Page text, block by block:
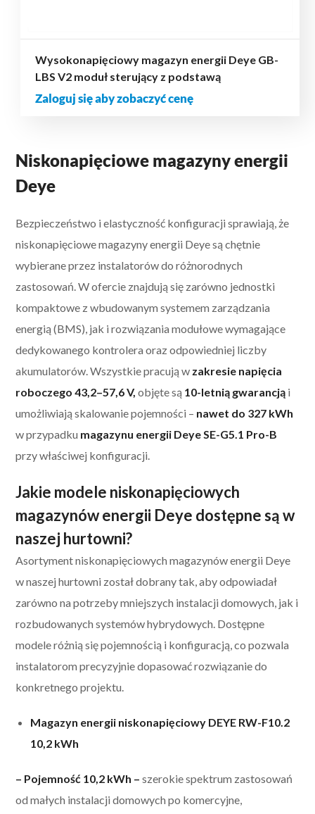
Wysokonapięciowy magazyn energii Deye GB-
LBS V2 moduł sterujący z podstawą
Zaloguj się aby zobaczyć cenę
Niskonapięciowe magazyny energii
Deye
Bezpieczeństwo i elastyczność konfiguracji sprawiają, że
niskonapięciowe magazyny energii Deye są chętnie
wybierane przez instalatorów do różnorodnych
zastosowań. W ofercie znajdują się zarówno jednostki
kompaktowe z wbudowanym systemem zarządzania
energią (BMS), jak i rozwiązania modułowe wymagające
dedykowanego kontrolera oraz odpowiedniej liczby
akumulatorów. Wszystkie pracują w zakresie napięcia
roboczego 43,2–57,6 V, objęte są 10-letnią gwarancją i
umożliwiają skalowanie pojemności – nawet do 327 kWh
w przypadku magazynu energii Deye SE-G5.1 Pro-B
przy właściwej konfiguracji.
Jakie modele niskonapięciowych
magazynów energii Deye dostępne są w
naszej hurtowni?
Asortyment niskonapięciowych magazynów energii Deye
w naszej hurtowni został dobrany tak, aby odpowiadał
zarówno na potrzeby mniejszych instalacji domowych, jak i
rozbudowanych systemów hybrydowych. Dostępne
modele różnią się pojemnością i konfiguracją, co pozwala
instalatorom precyzyjnie dopasować rozwiązanie do
konkretnego projektu.
Magazyn energii niskonapięciowy DEYE RW-F10.2
10,2 kWh
– Pojemność 10,2 kWh – szerokie spektrum zastosowań
od małych instalacji domowych po komercyjne,